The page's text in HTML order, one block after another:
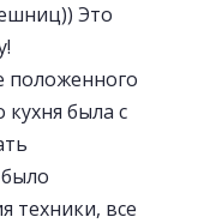
Это
положенного
была с
техники, все